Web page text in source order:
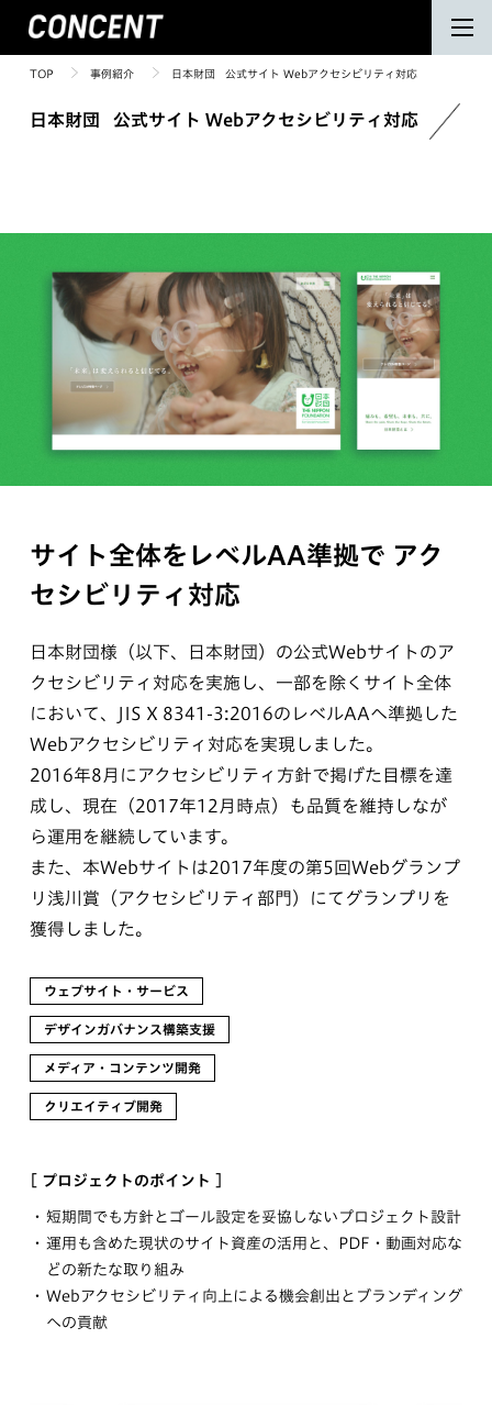
TOP 事例紹介 日本財団 公式サイト Webアクセシビリティ対応
日本財団 公式サイト Webアクセシビリティ対応
サイト全体をレベルAA準拠で アク
セシビリティ対応
日本財団様（以下、日本財団）の公式Webサイトのア
クセシビリティ対応を実施し、一部を除くサイト全体
において、JIS X 8341-3:2016のレベルAAへ準拠した
Webアクセシビリティ対応を実現しました。
2016年8月にアクセシビリティ方針で掲げた目標を達
成し、現在（2017年12月時点）も品質を維持しなが
ら運用を継続しています。
また、本Webサイトは2017年度の第5回Webグランプ
リ浅川賞（アクセシビリティ部門）にてグランプリを
獲得しました。
ウェブサイト・サービス
デザインガバナンス構築支援
メディア・コンテンツ開発
クリエイティブ開発
[ プロジェクトのポイント ]
短期間でも方針とゴール設定を妥協しないプロジェクト設計
運用も含めた現状のサイト資産の活用と、PDF・動画対応な
どの新たな取り組み
Webアクセシビリティ向上による機会創出とブランディング
への貢献